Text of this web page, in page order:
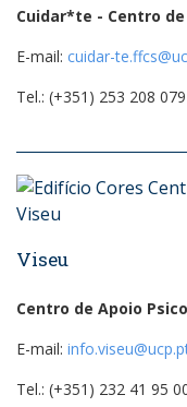
Cuidar*te - Centro
E-mail: cuidar-
Tel.: (+351) 253 208 079
Viseu
Centro de Apoio
E-mail:
Tel.: (+351) 232 41 95